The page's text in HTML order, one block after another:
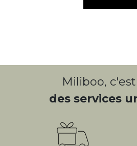
Miliboo,
des services